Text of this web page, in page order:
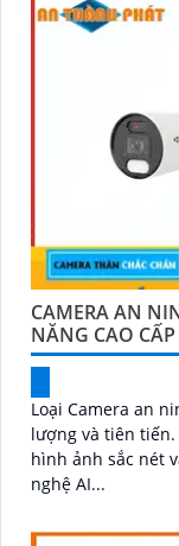
CAMERA AN
NĂNG CAO CẤP
Loại Camera an
lượng và tiên tiến. Với độ phân giải cao 4K, nó cung cấp
hình ảnh sắc nét và chi tiết. Hơn
nghệ AI...